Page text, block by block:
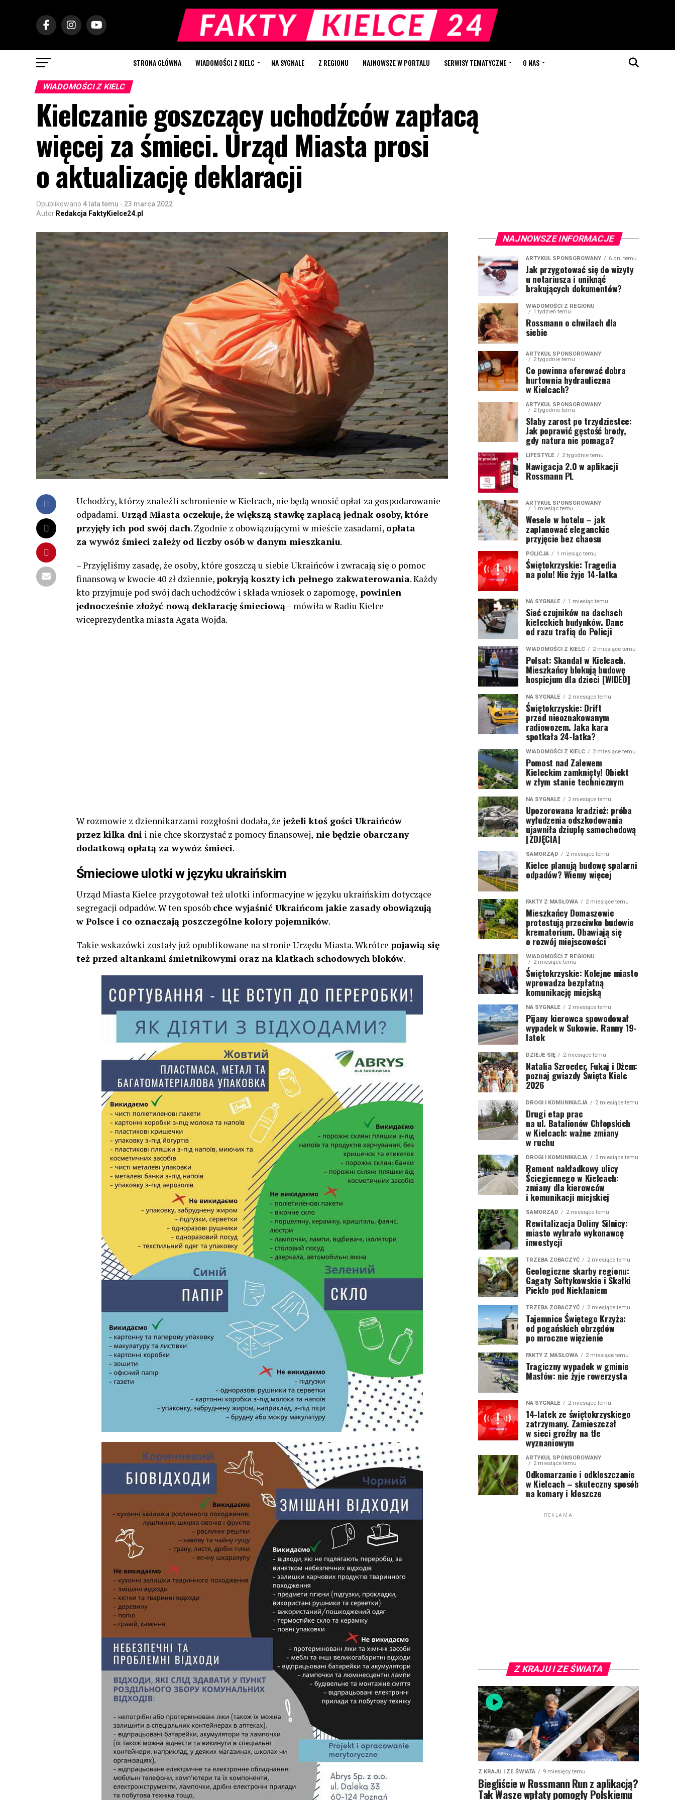
STRONA GŁÓWNA WIADOMOŚCI Z KIELC NA SYGNALE Z REGIONU NAJNOWSZE W PORTALU SERWISY TEMATYCZNE O NAS
WIADOMOŚCI Z KIELC
Kielczanie goszczący uchodźców zapłacą
więcej za śmieci. Urząd Miasta prosi
o aktualizację deklaracji
Opublikowano 4 lata temu - 23 marca 2022
Autor Redakcja FaktyKielce24.pl
Uchodźcy, którzy znaleźli schronienie w Kielcach, nie będą wnosić opłat za gospodarowanie
odpadami. Urząd Miasta oczekuje, że większą stawkę zapłacą jednak osoby, które
przyjęły ich pod swój dach. Zgodnie z obowiązującymi w mieście zasadami, opłata
za wywóz śmieci zależy od liczby osób w danym mieszkaniu.
– Przyjęliśmy zasadę, że osoby, które goszczą u siebie Ukraińców i zwracają się o pomoc
finansową w kwocie 40 zł dziennie, pokryją koszty ich pełnego zakwaterowania. Każdy
kto przyjmuje pod swój dach uchodźców i składa wniosek o zapomogę, powinien
jednocześnie złożyć nową deklarację śmieciową– mówiła w Radiu Kielce
wiceprezydentka miasta Agata Wojda.
W rozmowie z dziennikarzami rozgłośni dodała, że jeżeli ktoś gości Ukraińców
przez kilka dni i nie chce skorzystać z pomocy finansowej, nie będzie obarczany
dodatkową opłatą za wywóz śmieci.
Śmieciowe ulotki w języku ukraińskim
Urząd Miasta Kielce przygotował też ulotki informacyjne w języku ukraińskim dotyczące
segregacji odpadów. W ten sposób chce wyjaśnić Ukraińcom jakie zasady obowiązują
w Polsce i co oznaczają poszczególne kolory pojemników.
Takie wskazówki zostały już opublikowane na stronie Urzędu Miasta. Wkrótce pojawią się
też przed altankami śmietnikowymi oraz na klatkach schodowych bloków.
NAJNOWSZE INFORMACJE
ARTYKUŁ SPONSOROWANY 6 dni temu
Jak przygotować się do wizyty
u notariusza i uniknąć
brakujących dokumentów?
WIADOMOŚCI Z REGIONU
1 tydzień temu
Rossmann o chwilach dla
siebie
ARTYKUŁ SPONSOROWANY
2 tygodnie temu
Co powinna oferować dobra
hurtownia hydrauliczna
w Kielcach?
ARTYKUŁ SPONSOROWANY
2 tygodnie temu
Słaby zarost po trzydziestce:
Jak poprawić gęstość brody,
gdy natura nie pomaga?
LIFESTYLE 2 tygodnie temu
Nawigacja 2.0 w aplikacji
Rossmann PL
ARTYKUŁ SPONSOROWANY
1 miesiąc temu
Wesele w hotelu – jak
zaplanować eleganckie
przyjęcie bez chaosu
POLICJA 1 miesiąc temu
Świętokrzyskie: Tragedia
na polu! Nie żyje 14-latka
NA SYGNALE 1 miesiąc temu
Sieć czujników na dachach
kieleckich budynków. Dane
od razu trafią do Policji
WIADOMOŚCI Z KIELC 2 miesiące temu
Polsat: Skandal w Kielcach.
Mieszkańcy blokują budowę
hospicjum dla dzieci [WIDEO]
NA SYGNALE 2 miesiące temu
Świętokrzyskie: Drift
przed nieoznakowanym
radiowozem. Jaka kara
spotkała 24-latka?
WIADOMOŚCI Z KIELC 2 miesiące temu
Pomost nad Zalewem
Kieleckim zamknięty! Obiekt
w złym stanie technicznym
NA SYGNALE 2 miesiące temu
Upozorowana kradzież: próba
wyłudzenia odszkodowania
ujawniła dziuplę samochodową
[ZDJĘCIA]
SAMORZĄD 2 miesiące temu
Kielce planują budowę spalarni
odpadów? Wiemy więcej
FAKTY Z MASŁOWA 2 miesiące temu
Mieszkańcy Domaszowic
protestują przeciwko budowie
krematorium. Obawiają się
o rozwój miejscowości
WIADOMOŚCI Z REGIONU
2 miesiące temu
Świętokrzyskie: Kolejne miasto
wprowadza bezpłatną
komunikację miejską
NA SYGNALE 2 miesiące temu
Pijany kierowca spowodował
wypadek w Sukowie. Ranny 19-
latek
DZIEJE SIĘ 2 miesiące temu
Natalia Szroeder, Fukaj i Dżem:
poznaj gwiazdy Święta Kielc
2026
DROGI I KOMUNIKACJA 2 miesiące temu
Drugi etap prac
na ul. Batalionów Chłopskich
w Kielcach: ważne zmiany
w ruchu
DROGI I KOMUNIKACJA 2 miesiące temu
Remont nakładkowy ulicy
Ściegiennego w Kielcach:
zmiany dla kierowców
i komunikacji miejskiej
SAMORZĄD 2 miesiące temu
Rewitalizacja Doliny Silnicy:
miasto wybrało wykonawcę
inwestycji
TRZEBA ZOBACZYĆ 2 miesiące temu
Geologiczne skarby regionu:
Gagaty Sołtykowskie i Skałki
Piekło pod Niekłaniem
TRZEBA ZOBACZYĆ 2 miesiące temu
Tajemnice Świętego Krzyża:
od pogańskich obrzędów
po mroczne więzienie
FAKTY Z MASŁOWA 2 miesiące temu
Tragiczny wypadek w gminie
Masłów: nie żyje rowerzysta
NA SYGNALE 2 miesiące temu
14-latek ze świętokrzyskiego
zatrzymany. Zamieszczał
w sieci groźby na tle
wyznaniowym
ARTYKUŁ SPONSOROWANY
2 miesiące temu
Odkomarzanie i odkleszczanie
w Kielcach – skuteczny sposób
na komary i kleszcze
REKLAMA
Z KRAJU I ZE ŚWIATA
Z KRAJU I ZE ŚWIATA 9 miesięcy temu
Biegliście w Rossmann Run z aplikacją?
Tak Wasze wpłaty pomogły Polskiemu